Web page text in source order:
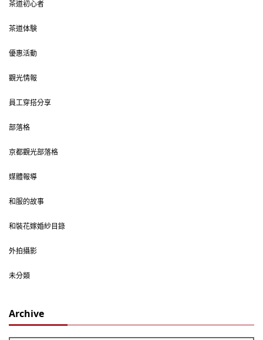
茶道初心者
茶道体験
優惠活動
觀光情報
員工穿搭分享
部落格
京都觀光部落格
媒體報導
和服的故事
和裝花嫁婚紗目錄
外拍攝影
未分類
Archive